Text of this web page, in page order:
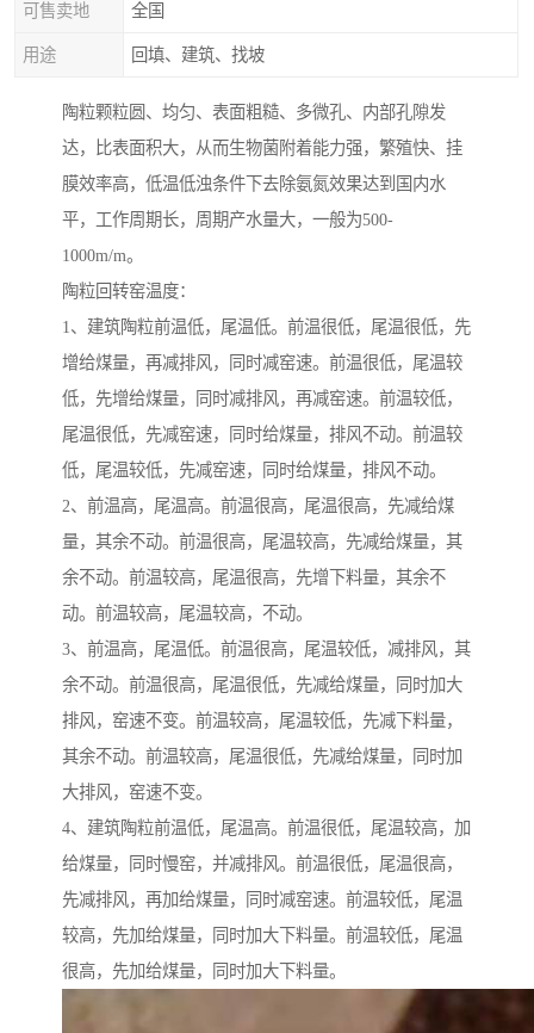
可售卖地 全国
用途 回填、建筑、找坡
陶粒颗粒圆、均匀、表面粗糙、多微孔、内部孔隙发
达，比表面积大，从而生物菌附着能力强，繁殖快、挂
膜效率高，低温低浊条件下去除氨氮效果达到国内水
平，工作周期长，周期产水量大，一般为500-
1000m/m。
陶粒回转窑温度：
1、建筑陶粒前温低，尾温低。前温很低，尾温很低，先
增给煤量，再减排风，同时减窑速。前温很低，尾温较
低，先增给煤量，同时减排风，再减窑速。前温较低，
尾温很低，先减窑速，同时给煤量，排风不动。前温较
低，尾温较低，先减窑速，同时给煤量，排风不动。
2、前温高，尾温高。前温很高，尾温很高，先减给煤
量，其余不动。前温很高，尾温较高，先减给煤量，其
余不动。前温较高，尾温很高，先增下料量，其余不
动。前温较高，尾温较高，不动。
3、前温高，尾温低。前温很高，尾温较低，减排风，其
余不动。前温很高，尾温很低，先减给煤量，同时加大
排风，窑速不变。前温较高，尾温较低，先减下料量，
其余不动。前温较高，尾温很低，先减给煤量，同时加
大排风，窑速不变。
4、建筑陶粒前温低，尾温高。前温很低，尾温较高，加
给煤量，同时慢窑，并减排风。前温很低，尾温很高，
先减排风，再加给煤量，同时减窑速。前温较低，尾温
较高，先加给煤量，同时加大下料量。前温较低，尾温
很高，先加给煤量，同时加大下料量。